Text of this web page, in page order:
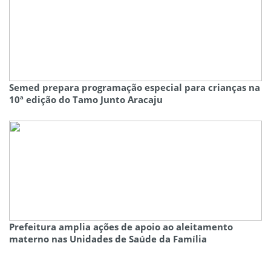
Semed prepara programação especial para crianças na
10ª edição do Tamo Junto Aracaju
Prefeitura amplia ações de apoio ao aleitamento
materno nas Unidades de Saúde da Família